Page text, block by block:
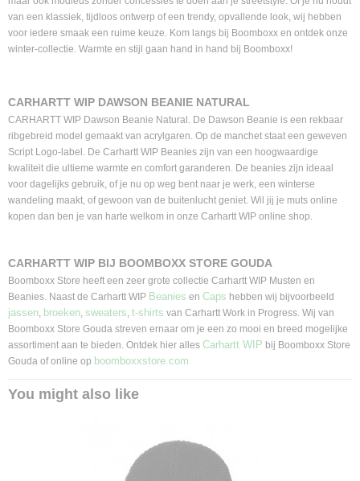
van een klassiek, tijdloos ontwerp of een trendy, opvallende look, wij hebben
voor iedere smaak een ruime keuze. Kom langs bij Boomboxx en ontdek onze
winter-collectie. Warmte en stijl gaan hand in hand bij Boomboxx!
CARHARTT WIP DAWSON BEANIE NATURAL
CARHARTT WIP Dawson Beanie Natural. De Dawson Beanie is een rekbaar
ribgebreid model gemaakt van acrylgaren. Op de manchet staat een geweven
Script Logo-label. De Carhartt WIP Beanies zijn van een hoogwaardige
kwaliteit die ultieme warmte en comfort garanderen. De beanies zijn ideaal
voor dagelijks gebruik, of je nu op weg bent naar je werk, een winterse
wandeling maakt, of gewoon van de buitenlucht geniet. Wil jij je muts online
kopen dan ben je van harte welkom in onze Carhartt WIP online shop.
CARHARTT WIP BIJ BOOMBOXX STORE GOUDA
Boomboxx Store heeft een zeer grote collectie Carhartt WIP Musten en
Beanies. Naast de Carhartt WIP Beanies en Caps hebben wij bijvoorbeeld
jassen, broeken, sweaters, t-shirts van Carhartt Work in Progress. Wij van
Boomboxx Store Gouda streven ernaar om je een zo mooi en breed mogelijke
assortiment aan te bieden. Ontdek hier alles Carhartt WIP bij Boomboxx Store
Gouda of online op boomboxxstore.com
You might also like